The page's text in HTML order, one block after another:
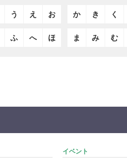
う え お か き く
ふ へ ほ ま み む
イベント